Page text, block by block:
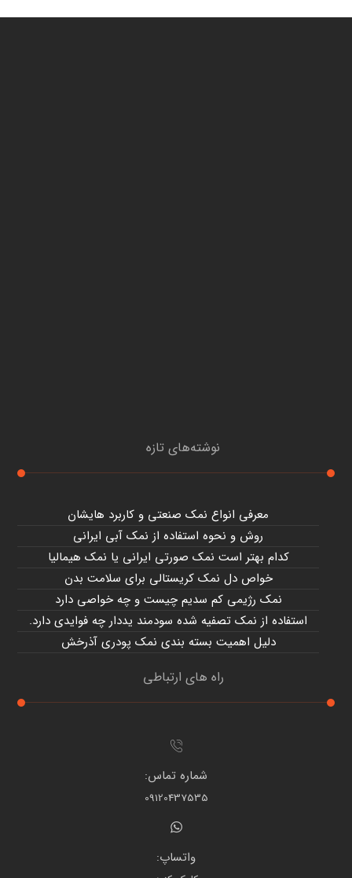
نوشته‌های تازه
معرفی انواع نمک صنعتی و کاربرد هایشان
روش و نحوه استفاده از نمک آبی ایرانی
کدام بهتر است نمک صورتی ایرانی یا نمک هیمالیا
خواص دل نمک کریستالی برای سلامت بدن
نمک رژیمی کم سدیم چیست و چه خواصی دارد
استفاده از نمک تصفیه شده سودمند یددار چه فوایدی دارد.
دلیل اهمیت بسته بندی نمک پودری آذرخش
راه های ارتباطی
شماره تماس:
09120437535
واتساپ: